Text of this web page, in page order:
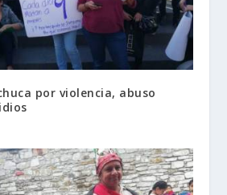
por violencia, abuso